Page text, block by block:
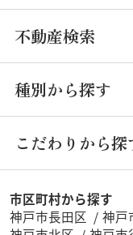
不動産検索
種別から探す
こだわりから探
市区町村から探す
神戸市長田区
神戸